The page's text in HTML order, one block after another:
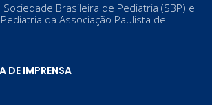
Sociedade Brasileira de Pediatria (SBP) e
da Associação Paulista de
DE IMPRENSA